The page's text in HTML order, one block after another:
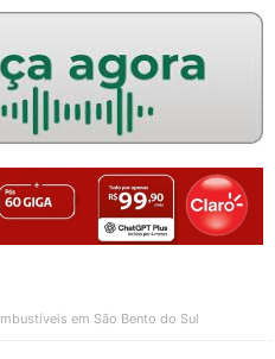
em São Bento do Sul